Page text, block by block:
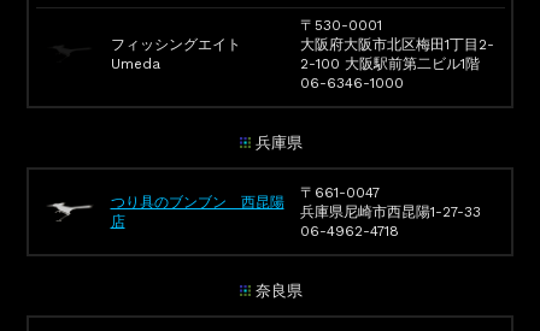
フィッシングエイト
Umeda
〒530-0001
大阪府大阪市北区梅田1丁目2-
2-100 大阪駅前第二ビル1階
06-6346-1000
兵庫県
つり具のブンブン 西昆陽
店
〒661-0047
兵庫県尼崎市西昆陽1-27-33
06-4962-4718
奈良県